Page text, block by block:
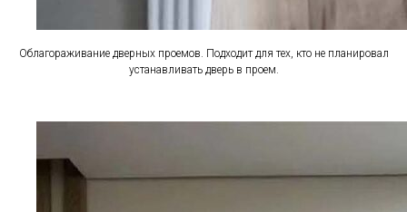
Облагораживание дверных проемов. Подходит для тех, кто не планировал
устанавливать дверь в проем.